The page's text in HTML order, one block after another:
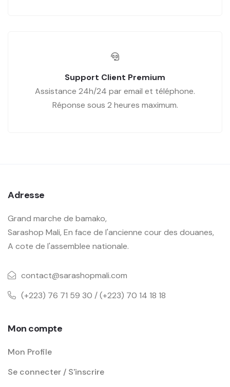
Support Client Premium
Assistance 24h/24 par email et téléphone.
Réponse sous 2 heures maximum.
Adresse
Grand marche de bamako,
Sarashop Mali, En face de l'ancienne cour des douanes,
A cote de l'assemblee nationale.
contact@sarashopmali.com
(+223) 76 71 59 30 / (+223) 70 14 18 18
Mon compte
Mon Profile
Se connecter / S'inscrire